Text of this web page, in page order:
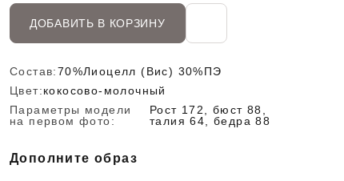
ДОБАВИТЬ В КОРЗИНУ
Состав:70%Лиоцелл (Вис) 30%ПЭ
Цвет:кокосово-молочный
Параметры модели
на первом фото:
Рост 172, бюст 88,
талия 64, бедра 88
Дополните образ